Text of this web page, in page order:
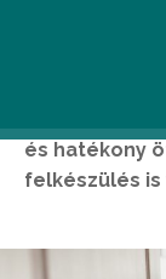
és hatékony
felkészülés